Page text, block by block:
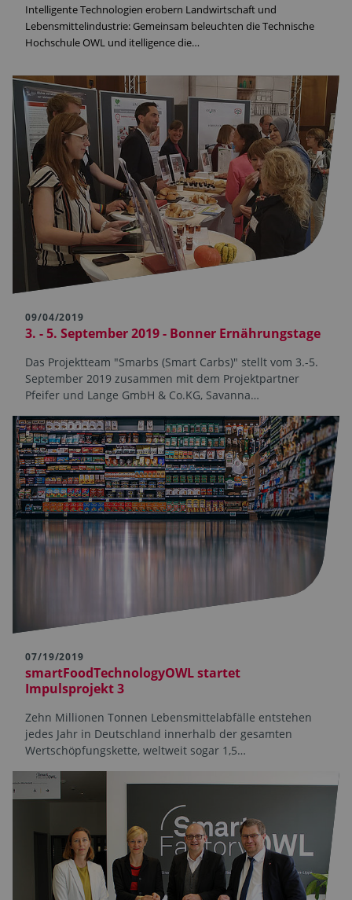
Intelligente Technologien erobern Landwirtschaft und
Lebensmittelindustrie: Gemeinsam beleuchten die Technische
Hochschule OWL und itelligence die…
09/04/2019
3. - 5. September 2019 - Bonner Ernährungstage
Das Projektteam "Smarbs (Smart Carbs)" stellt vom 3.-5.
September 2019 zusammen mit dem Projektpartner
Pfeifer und Lange GmbH & Co.KG, Savanna…
07/19/2019
smartFoodTechnologyOWL startet
Impulsprojekt 3
Zehn Millionen Tonnen Lebensmittelabfälle entstehen
jedes Jahr in Deutschland innerhalb der gesamten
Wertschöpfungskette, weltweit sogar 1,5…